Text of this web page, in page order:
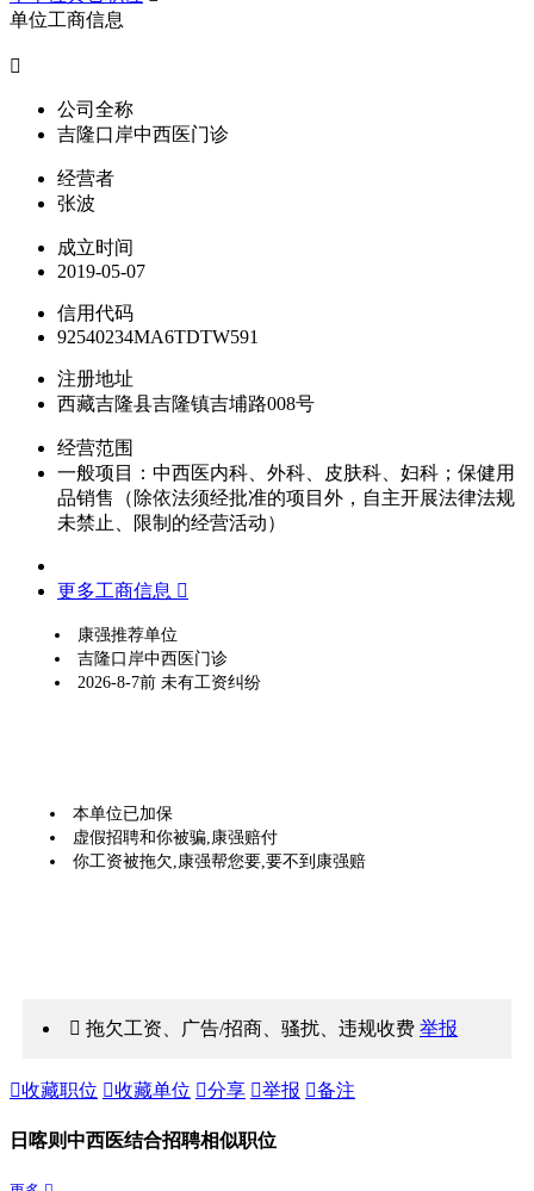
单位工商信息

公司全称
吉隆口岸中西医门诊
经营者
张波
成立时间
2019-05-07
信用代码
92540234MA6TDTW591
注册地址
西藏吉隆县吉隆镇吉埔路008号
经营范围
一般项目：中西医内科、外科、皮肤科、妇科；保健用
品销售（除依法须经批准的项目外，自主开展法律法规
未禁止、限制的经营活动）
更多工商信息 
康强推荐单位
吉隆口岸中西医门诊
2026-8-7前 未有工资纠纷
本单位已加保
虚假招聘和你被骗,康强赔付
你工资被拖欠,康强帮您要,要不到康强赔
 拖欠工资、广告/招商、骚扰、违规收费举报
收藏职位 收藏单位 分享 举报 备注
日喀则中西医结合招聘相似职位